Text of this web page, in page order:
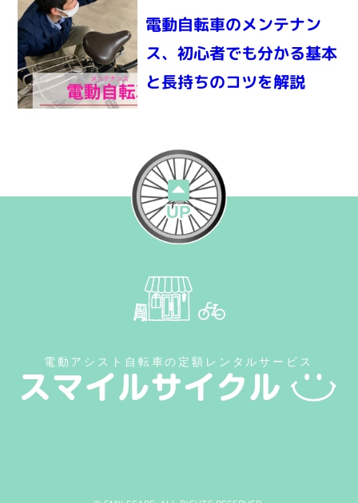
電動自転車のメンテナン
ス、初心者でも分かる基本
と長持ちのコツを解説